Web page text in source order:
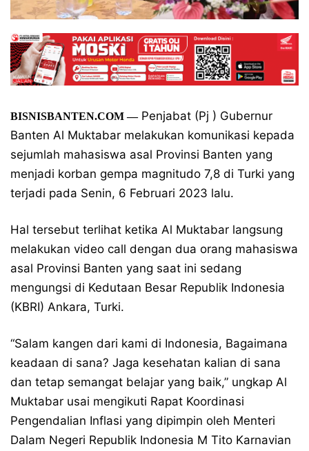
BISNISBANTEN.COM —Penjabat (Pj ) Gubernur
Banten Al Muktabar melakukan komunikasi kepada
sejumlah mahasiswa asal Provinsi Banten yang
menjadi korban gempa magnitudo 7,8 di Turki yang
terjadi pada Senin, 6 Februari 2023 lalu.
Hal tersebut terlihat ketika Al Muktabar langsung
melakukan video call dengan dua orang mahasiswa
asal Provinsi Banten yang saat ini sedang
mengungsi di Kedutaan Besar Republik Indonesia
(KBRI) Ankara, Turki.
“Salam kangen dari kami di Indonesia, Bagaimana
keadaan di sana? Jaga kesehatan kalian di sana
dan tetap semangat belajar yang baik,” ungkap Al
Muktabar usai mengikuti Rapat Koordinasi
Pengendalian Inflasi yang dipimpin oleh Menteri
Dalam Negeri Republik Indonesia M Tito Karnavian